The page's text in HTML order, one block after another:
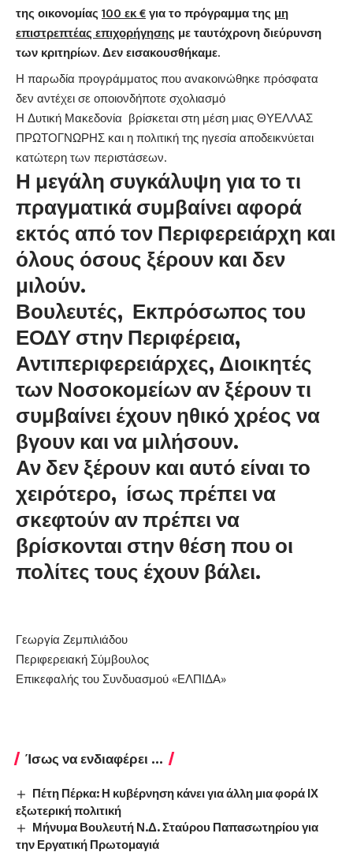
της οικονομίας 100 εκ € για το πρόγραμμα της μη
επιστρεπτέας επιχορήγησης με ταυτόχρονη διεύρυνση
των κριτηρίων. Δεν εισακουσθήκαμε.
Η παρωδία προγράμματος που ανακοινώθηκε πρόσφατα
δεν αντέχει σε οποιονδήποτε σχολιασμό
Η Δυτική Μακεδονία βρίσκεται στη μέση μιας ΘΥΕΛΛΑΣ
ΠΡΩΤΟΓΝΩΡΗΣ και η πολιτική της ηγεσία αποδεικνύεται
κατώτερη των περιστάσεων.
Η μεγάλη συγκάλυψη για το τι
πραγματικά συμβαίνει αφορά
εκτός από τον Περιφερειάρχη και
όλους όσους ξέρουν και δεν
μιλούν.
Βουλευτές, Εκπρόσωπος του
ΕΟΔΥ στην Περιφέρεια,
Αντιπεριφερειάρχες, Διοικητές
των Νοσοκομείων αν ξέρουν τι
συμβαίνει έχουν ηθικό χρέος να
βγουν και να μιλήσουν.
Αν δεν ξέρουν και αυτό είναι το
χειρότερο, ίσως πρέπει να
σκεφτούν αν πρέπει να
βρίσκονται στην θέση που οι
πολίτες τους έχουν βάλει.
Γεωργία Ζεμπιλιάδου
Περιφερειακή Σύμβουλος
Επικεφαλής του Συνδυασμού «ΕΛΠΙΔΑ»
Ίσως να ενδιαφέρει ...
Πέτη Πέρκα: Η κυβέρνηση κάνει για άλλη μια φορά ΙΧ
εξωτερική πολιτική
Μήνυμα Βουλευτή Ν.Δ. Σταύρου Παπασωτηρίου για
την Εργατική Πρωτομαγιά